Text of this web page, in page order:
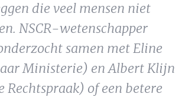
Show
die veel mensen niet
NSCR-wetenschapper
samen met Eline
Ministerie) en Albert Klijn
Rechtspraak) of een betere